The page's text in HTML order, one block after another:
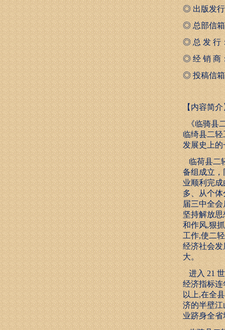
◎ 出版发
◎ 总部信箱
◎ 总 发
◎ 经 销 商
◎ 投稿信箱
【内容简介
《临骑县
临绮县二
发展史上
临荷县二
备组成立
业顺利完
多、从个
届三中全
坚持解放
和作风,狠
工作,使二
经济社会
大。
进入 21 世
经济指标连
以上,在全
济的半壁江
业跻身全省